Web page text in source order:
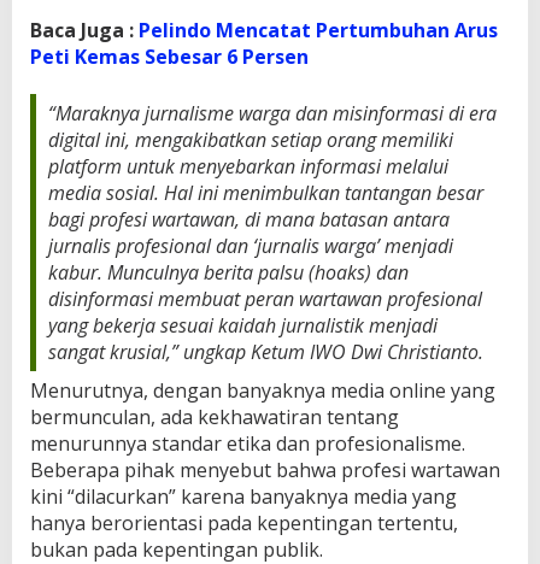
Baca Juga : Pelindo Mencatat Pertumbuhan Arus
Peti Kemas Sebesar 6 Persen
“Maraknya jurnalisme warga dan misinformasi di era
digital ini, mengakibatkan setiap orang memiliki
platform untuk menyebarkan informasi melalui
media sosial. Hal ini menimbulkan tantangan besar
bagi profesi wartawan, di mana batasan antara
jurnalis profesional dan ‘jurnalis warga’ menjadi
kabur. Munculnya berita palsu (hoaks) dan
disinformasi membuat peran wartawan profesional
yang bekerja sesuai kaidah jurnalistik menjadi
sangat krusial,” ungkap Ketum IWO Dwi Christianto.
Menurutnya, dengan banyaknya media online yang
bermunculan, ada kekhawatiran tentang
menurunnya standar etika dan profesionalisme.
Beberapa pihak menyebut bahwa profesi wartawan
kini “dilacurkan” karena banyaknya media yang
hanya berorientasi pada kepentingan tertentu,
bukan pada kepentingan publik.